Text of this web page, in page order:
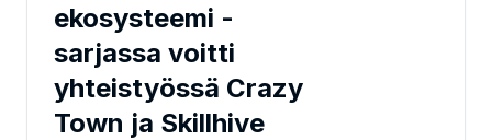
ekosysteemi -
sarjassa voitti
yhteistyössä Crazy
Town ja Skillhive